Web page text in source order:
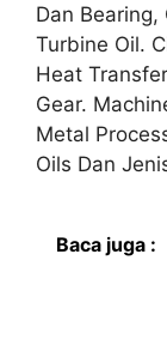
Dan Bearing,
Turbine Oil.
Heat
Gear.
Metal
Oils Dan
Baca juga :